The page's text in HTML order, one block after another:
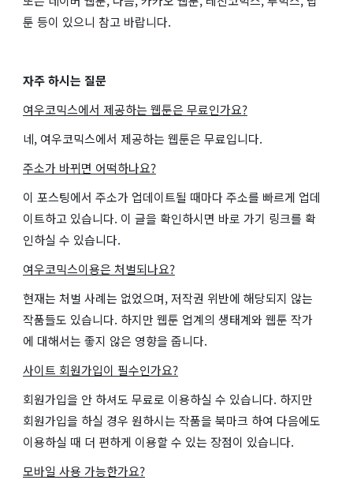
툰 등이 있으니 참고 바랍니다.
자주 하시는 질문
여우코믹스에서 제공하는 웹툰은 무료인가요?
네, 여우코믹스에서 제공하는 웹툰은 무료입니다.
주소가 바뀌면 어떡하나요?
이 포스팅에서 주소가 업데이트될 때마다 주소를 빠르게 업데
이트하고 있습니다. 이 글을 확인하시면 바로 가기 링크를 확
인하실 수 있습니다.
여우코믹스이용은 처벌되나요?
현재는 처벌 사례는 없었으며, 저작권 위반에 해당되지 않는
작품들도 있습니다. 하지만 웹툰 업계의 생태계와 웹툰 작가
에 대해서는 좋지 않은 영향을 줍니다.
사이트 회원가입이 필수인가요?
회원가입을 안 하셔도 무료로 이용하실 수 있습니다. 하지만
회원가입을 하실 경우 원하시는 작품을 북마크 하여 다음에도
이용하실 때 더 편하게 이용할 수 있는 장점이 있습니다.
모바일 사용 가능한가요?